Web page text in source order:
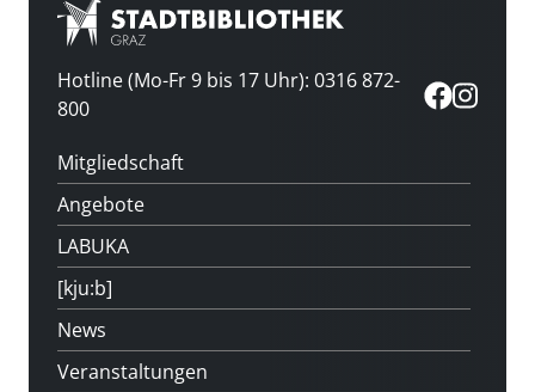
Hotline (Mo-Fr 9 bis 17 Uhr): 0316 872-
800
Mitgliedschaft
Angebote
LABUKA
[kju:b]
News
Veranstaltungen